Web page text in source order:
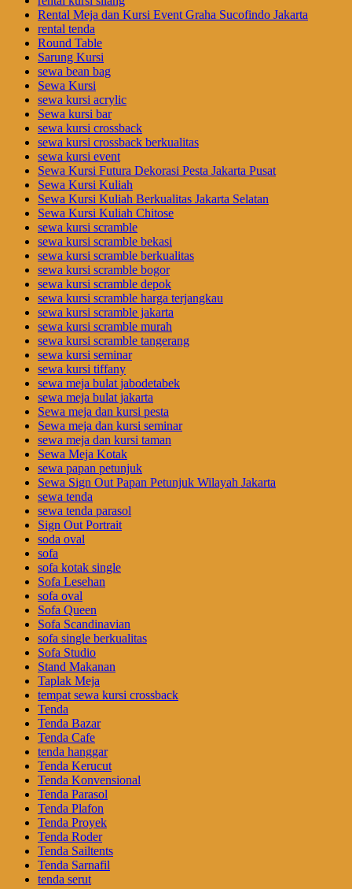
Rental Meja dan Kursi Event Graha Sucofindo Jakarta
rental tenda
Round Table
Sarung Kursi
sewa bean bag
Sewa Kursi
sewa kursi acrylic
Sewa kursi bar
sewa kursi crossback
sewa kursi crossback berkualitas
sewa kursi event
Sewa Kursi Futura Dekorasi Pesta Jakarta Pusat
Sewa Kursi Kuliah
Sewa Kursi Kuliah Berkualitas Jakarta Selatan
Sewa Kursi Kuliah Chitose
sewa kursi scramble
sewa kursi scramble bekasi
sewa kursi scramble berkualitas
sewa kursi scramble bogor
sewa kursi scramble depok
sewa kursi scramble harga terjangkau
sewa kursi scramble jakarta
sewa kursi scramble murah
sewa kursi scramble tangerang
sewa kursi seminar
sewa kursi tiffany
sewa meja bulat jabodetabek
sewa meja bulat jakarta
Sewa meja dan kursi pesta
Sewa meja dan kursi seminar
sewa meja dan kursi taman
Sewa Meja Kotak
sewa papan petunjuk
Sewa Sign Out Papan Petunjuk Wilayah Jakarta
sewa tenda
sewa tenda parasol
Sign Out Portrait
soda oval
sofa
sofa kotak single
Sofa Lesehan
sofa oval
Sofa Queen
Sofa Scandinavian
sofa single berkualitas
Sofa Studio
Stand Makanan
Taplak Meja
tempat sewa kursi crossback
Tenda
Tenda Bazar
Tenda Cafe
tenda hanggar
Tenda Kerucut
Tenda Konvensional
Tenda Parasol
Tenda Plafon
Tenda Proyek
Tenda Roder
Tenda Sailtents
Tenda Sarnafil
tenda serut